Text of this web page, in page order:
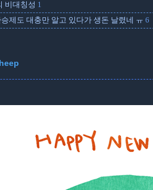
비대칭성 1
제도 대충만 알고 있다가 생돈 날렸네 ㅠ 6